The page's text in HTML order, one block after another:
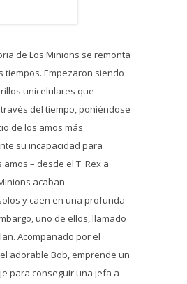
de Los Minions se remonta
tiempos. Empezaron siendo
unicelulares que
del tiempo, poniéndose
de los amos más
su incapacidad para
– desde el T. Rex a
acaban
y caen en una profunda
uno de ellos, llamado
Acompañado por el
adorable Bob, emprende un
para conseguir una jefa a